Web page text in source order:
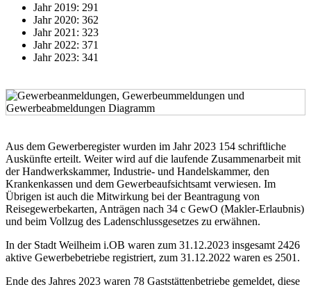
Jahr 2019: 291
Jahr 2020: 362
Jahr 2021: 323
Jahr 2022: 371
Jahr 2023: 341
Aus dem Gewerberegister wurden im Jahr 2023 154 schriftliche
Auskünfte erteilt. Weiter wird auf die laufende Zusammenarbeit mit
der Handwerkskammer, Industrie- und Handelskammer, den
Krankenkassen und dem Gewerbeaufsichtsamt verwiesen. Im
Übrigen ist auch die Mitwirkung bei der Beantragung von
Reisegewerbekarten, Anträgen nach 34 c GewO (Makler-Erlaubnis)
und beim Vollzug des Ladenschlussgesetzes zu erwähnen.
In der Stadt Weilheim i.OB waren zum 31.12.2023 insgesamt 2426
aktive Gewerbebetriebe registriert, zum 31.12.2022 waren es 2501.
Ende des Jahres 2023 waren 78 Gaststättenbetriebe gemeldet, diese